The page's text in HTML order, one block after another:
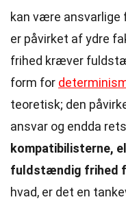
kan være ansvarlige
er påvirket af ydre
frihed kræver
form for
teoretisk; den
ansvar og endda
kompatibilisterne,
fuldstændig frihed
hvad, er det en